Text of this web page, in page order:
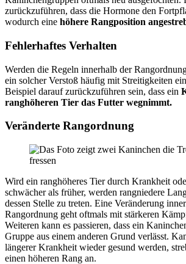
zurückzuführen, dass die Hormone den
wodurch eine höhere Rangposition
Fehlerhaftes Verhalten
Werden die Regeln innerhalb der
ein solcher Verstoß häufig mit Streitigkeiten
Beispiel darauf zurückzuführen sein, dass ein
ranghöheren Tier das Futter wegnimmt.
Veränderte Rangordnung
Wird ein ranghöheres Tier durch Krankheit
schwächer als früher, werden rangniedere
dessen Stelle zu treten. Eine Veränderung
Rangordnung geht oftmals mit stärkeren
Weiteren kann es passieren, dass ein
Gruppe aus einem anderen Grund verlässt.
längerer Krankheit wieder gesund werden,
einen höheren Rang an.